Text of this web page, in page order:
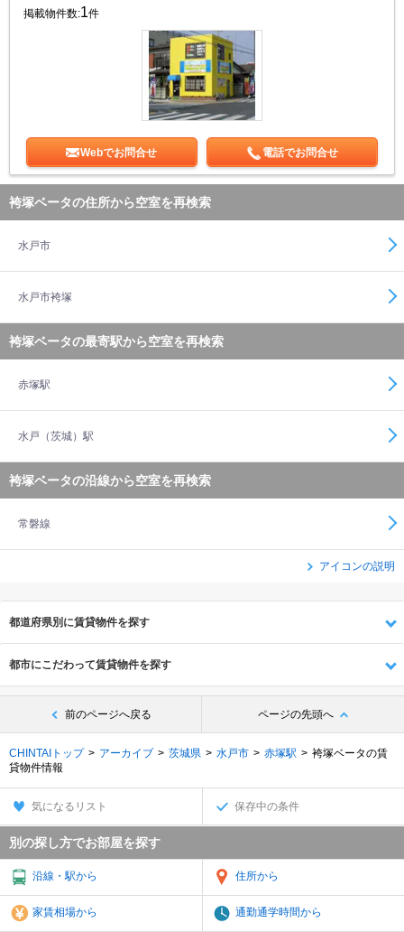
掲載物件数:1件
Webでお問合せ 電話でお問合せ
袴塚ベータの住所から空室を再検索
水戸市
水戸市袴塚
袴塚ベータの最寄駅から空室を再検索
赤塚駅
水戸（茨城）駅
袴塚ベータの沿線から空室を再検索
常磐線
アイコンの説明
都道府県別に賃貸物件を探す
都市にこだわって賃貸物件を探す
前のページへ戻る ページの先頭へ
CHINTAIトップ アーカイブ 茨城県 水戸市 赤塚駅
袴塚ベータの賃
貸物件情報
気になるリスト 保存中の条件
別の探し方でお部屋を探す
沿線・駅から 住所から
家賃相場から 通勤通学時間から